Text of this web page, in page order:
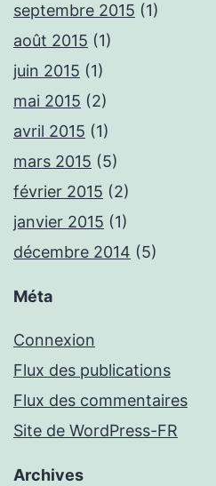
septembre 2015 (1)
août 2015 (1)
juin 2015 (1)
mai 2015 (2)
avril 2015 (1)
mars 2015 (5)
février 2015 (2)
janvier 2015 (1)
décembre 2014 (5)
Méta
Connexion
Flux des publications
Flux des commentaires
Site de WordPress-FR
Archives